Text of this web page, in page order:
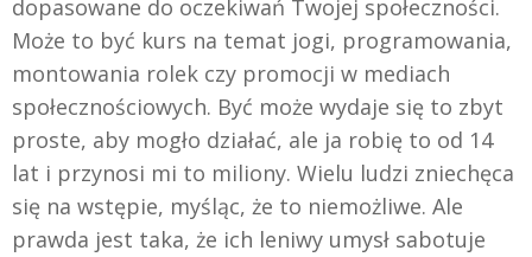
dopasowane do oczekiwań Twojej społeczności.
Może to być kurs na temat jogi, programowania,
montowania rolek czy promocji w mediach
społecznościowych. Być może wydaje się to zbyt
proste, aby mogło działać, ale ja robię to od 14
lat i przynosi mi to miliony. Wielu ludzi zniechęca
się na wstępie, myśląc, że to niemożliwe. Ale
prawda jest taka, że ich leniwy umysł sabotuje